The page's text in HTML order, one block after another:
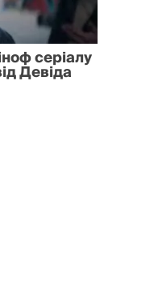
серіалу
Девіда